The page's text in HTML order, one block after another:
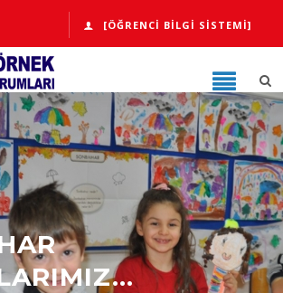
[ÖĞRENCI BILGI SISTEMI]